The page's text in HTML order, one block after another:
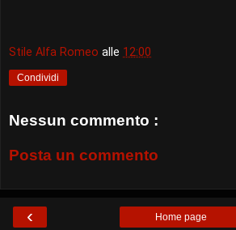
Stile Alfa Romeo alle 12:00
Condividi
Nessun commento :
Posta un commento
‹ Home page